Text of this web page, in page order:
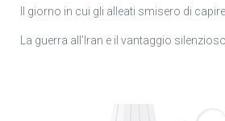
Il giorno in cui gli alleati smisero di
La guerra all’Iran e il vantaggio